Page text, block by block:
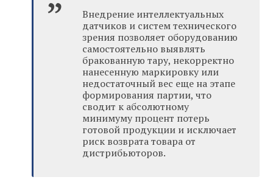
Внедрение интеллектуальных
датчиков и систем технического
зрения позволяет оборудованию
самостоятельно выявлять
бракованную тару, некорректно
нанесенную маркировку или
недостаточный вес еще на этапе
формирования партии, что
сводит к абсолютному
минимуму процент потерь
готовой продукции и исключает
риск возврата товара от
дистрибьюторов.